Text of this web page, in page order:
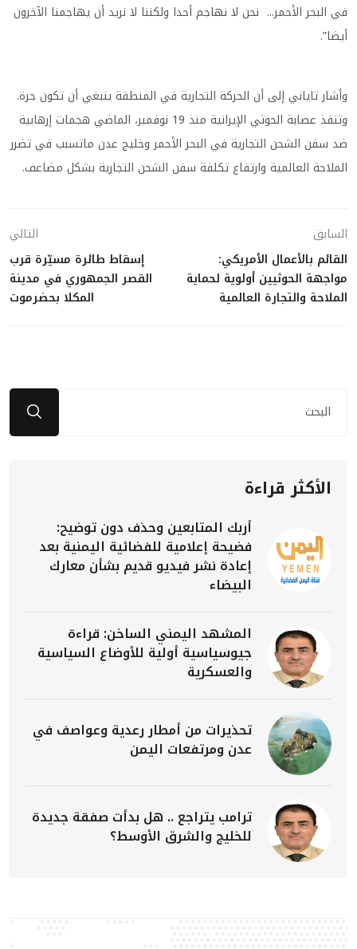
في البحر الأحمر... نحن لا نهاجم أحدا ولكننا لا نريد أن يهاجمنا الآخرون
أيضا”.
وأشار تاياني إلى أن الحركة التجارية في المنطقة ينبغي أن تكون حرة.
وتنفذ عصابة الحوثي الإيرانية منذ 19 نوفمبر، الماضي هجمات إرهابية
ضد سفن الشحن التجارية في البحر الأحمر وخليج عدن ماتسبب في تضرر
الملاحة العالمية وارتفاع تكلفة سفن الشحن التجارية بشكل مضاعف.
السابق
القائم بالأعمال الأمريكي:
مواجهة الحوثيين أولوية لحماية
الملاحة والتجارة العالمية
التالي
إسقاط طائرة مسيّرة قرب
القصر الجمهوري في مدينة
المكلا بحضرموت
الأكثر قراءة
أربك المتابعين وحذف دون توضيح:
فضيحة إعلامية للفضائية اليمنية بعد
إعادة نشر فيديو قديم بشأن معارك
البيضاء
المشهد اليمني الساخن: قراءة
جيوسياسية أولية للأوضاع السياسية
والعسكرية
تحذيرات من أمطار رعدية وعواصف في
عدن ومرتفعات اليمن
ترامب يتراجع .. هل بدأت صفقة جديدة
للخليج والشرق الأوسط؟